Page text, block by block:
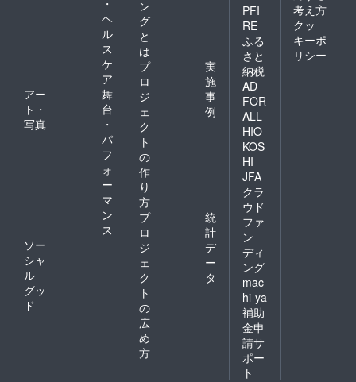
・
ヘ
ル
ス
ケ
ア
アー
ト・
写真
舞
台
・
パ
フ
ォ
ー
マ
ン
ス
ソー
シャ
ル
グッ
ド
ン
グ
と
は
プ
ロ
ジ
ェ
ク
ト
の
作
り
方
実
施
事
例
プ
ロ
ジ
ェ
ク
ト
の
広
め
方
統
計
デ
ー
タ
PFI
RE
ふる
さと
納税
AD
FOR
ALL
HIO
KOS
HI
JFA
クラ
ウド
ファ
ン
ディ
ング
mac
hi-ya
補助
金申
請サ
ポー
ト
考え方
クッ
キーポ
リシー